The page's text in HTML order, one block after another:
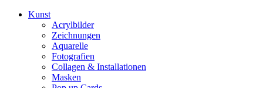
Kunst
Acrylbilder
Zeichnungen
Aquarelle
Fotografien
Collagen & Installationen
Masken